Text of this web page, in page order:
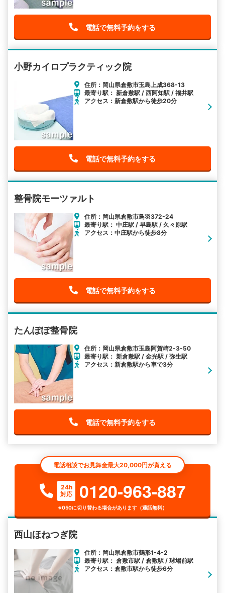
電話で無料予約をする
小野カイロプラクティック院
住所：岡山県倉敷市玉島上成368-13
最寄り駅： 新倉敷駅 / 西阿知駅 / 福井駅
アクセス：新倉敷駅から徒歩20分
電話で無料予約をする
整骨院モーツァルト
住所：岡山県倉敷市鳥羽372-24
最寄り駅： 中庄駅 / 早島駅 / 久々原駅
アクセス：中庄駅から徒歩8分
電話で無料予約をする
たんぽぽ整骨院
住所：岡山県倉敷市玉島阿賀崎2-3-50
最寄り駅： 新倉敷駅 / 金光駅 / 弥生駅
アクセス：新倉敷駅から車で3分
電話で無料予約をする
電話相談でお見舞金最大20,000円が貰える
24h
対応
0120-963-887
※050に切り替わる場合があります（通話無料）
西山ほねつぎ院
住所：岡山県倉敷市鶴形1-4-2
最寄り駅： 倉敷市駅 / 倉敷駅 / 球場前駅
アクセス：倉敷市駅から徒歩6分